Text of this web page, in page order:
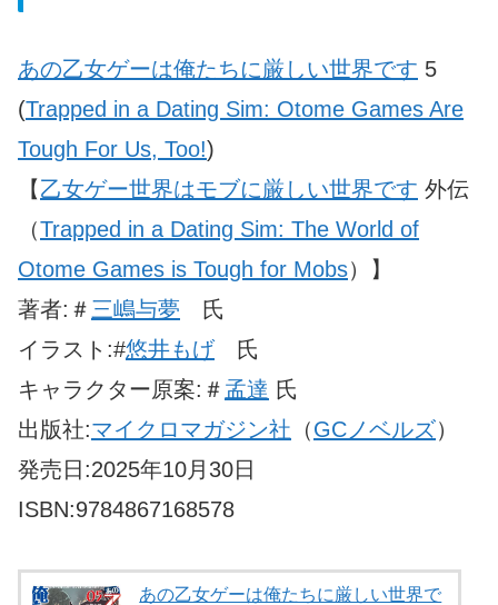
あの乙女ゲーは俺たちに厳しい世界です 5
(Trapped in a Dating Sim: Otome Games Are
Tough For Us, Too!)
【乙女ゲー世界はモブに厳しい世界です 外伝
（Trapped in a Dating Sim: The World of
Otome Games is Tough for Mobs）】
著者:＃ 三嶋与夢 氏
イラスト:#悠井もげ氏
キャラクター原案:＃ 孟達 氏
出版社:マイクロマガジン社 （GCノベルズ）
発売日:2025年10月30日
ISBN:9784867168578
あの乙女ゲーは俺たちに厳しい世界で